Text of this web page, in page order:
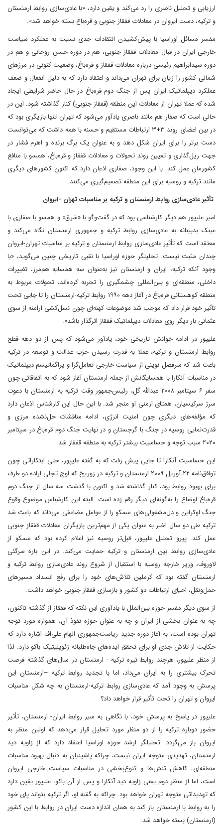
ارزیابی و تحلیل ناصری را رد می‌کند و یقین دارد، «با عادی‌سازی روابط ارمنستان
و ترکیه، دست ایروان در معادلات قفقاز جنوبی و قره‌باغ بسته خواهد شد».
مفسر مسائل اوراسیا با پیش‌کشیدن انتقادات جدی نسبت به عملکرد سیاست
خارجی ایران در قبال معادلات قفقاز جنوبی، هم در دوره حسن روحانی و هم در
دوره سیدابراهیم رئیسی درباره معادلات قفقاز و قره‌باغ، وضعیت کنونی در مرزهای
شمالی کشور را زیان برای تهران می‌داند و اعتقاد دارد که به دلیل انفعال و ضعف
عملکرد دیپلماتیک ایران پس از جنگ دوم قره‌باغ در حال حاضر شرایطی ایجاد
شده که عملا تهران از معادلات این منطقه (قفقاز جنوبی) کنار گذاشته شود. این در
حالی است که صفار هم مانند ناصری یادآور می‌شود که تهران تنها بازیگری بود که
در بین اعضای روند ۳+۳ ارتباطات مستقیم و حسنه با همه داشت که می‌توانست
دست برتر را برای ایران شکل دهد و به عنوان یک برگ برنده و اهرم فشار در
جهت ریل‌گذاری و تعیین روند تحولات و معادلات قفقاز و قره‌باغ، همسو با منافع
کشورمان عمل کند. با این وجود، صفاری اذعان دارد که اکنون کشورهای دیگری
مانند ترکیه و روسیه برای این منطقه تصمیم‌گیری می‌کنند.
تأثیر عادی‌سازی روابط ارمنستان و ترکیه بر مناسبات تهران -ایروان
امیر علیپور هم دیگر کارشناسی بود که در گفت‌وگو با «شرق» و همسو با صفاری با
عینک بدبینانه به عادی‌سازی روابط ترکیه و جمهوری ارمنستان نگاه می‌کند و
معتقد است که تأثیر عادی‌سازی روابط ارمنستان و ترکیه بر مناسبات تهران-ایروان
چندان مثبت نیست. تحلیلگر حوزه اوراسیا با نقبی تاریخی چنین می‌گوید، «با
وجود آنکه ترکیه، ایران و ارمنستان نیز به‌عنوان سه همسایه هم‌مرز، تغییرات
داخلی، منطقه‌ای و بین‌المللی چشمگیری را تجربه کرده‌اند، تحولات مربوط به
منطقه کوهستانی قره‌باغ در آغاز دهه ۱۹۹۰ روابط ترکیه-ارمنستان را تا جایی تحت
تأثیر خود قرار داد که موجب شد موضوعات کهنه‌ای چون نسل‌کشی ارامنه از سوی
عثمانی بار دیگر روی معادلات دیپلماتیک قفقاز اثرگذار باشد».
علیپور در ادامه خوانش تاریخی خود، یادآور می‌شود که پس از دو دهه قطع
روابط ارمنستان و ترکیه، عملا به قدرت رسیدن حزب عدالت و توسعه در ترکیه
باعث شد که سرفصل نوینی از سیاست خارجی تعامل‌گرا و پراگماتیسم دیپلماتیک
در مناسبات آنکارا با همسایگانش از جمله ارمنستان آغاز شود که به اتفاقاتی چون
سفر ۶ سپتامبر ۲۰۰۸ عبدالله گل، رئیس‌جمهور وقت ترکیه به ارمنستان با دعوت
سرژ سرکیسیان، همتای ارمنی او منجر شد. با این حال این کارشناس اذعان دارد
که مؤلفه‌های دیگری چون امنیت انرژی، ادامه مناقشات حل‌نشده مرزی و
قدرت‌نمایی روسیه در جنگ با گرجستان و در نهایت جنگ دوم قره‌باغ در سپتامبر
۲۰۲۰ سبب توجه و حساسیت بیشتر ترکیه به منطقه قفقاز شد.
این حساسیت آنکارا تا جایی پیش رفت که به گفته علیپور، حتی ابتکاراتی چون
توافق‌نامه ۲۲ آوریل ۲۰۰۹ ارمنستان و ترکیه در زوریخ که اوج تجلی اراده دو طرف
برای بهبود روابط بود، کنار گذاشته شد و اکنون با گذشت سه سال از جنگ دوم
قره‌باغ اوضاع را به‌گونه‌ای دیگر رقم زده است. البته این کارشناس موضوع وقوع
جنگ اوکراین و دل‌مشغولی‌های مسکو را از عوامل مضاعفی می‌داند که باعث شد
ترکیه طی دو سال اخیر به عنوان یکی از مهم‌ترین بازیگران معادلات قفقاز جنوبی
عمل کند. پیرو تحلیل علیپور، قبل‌تر روسیه نیز اعلام کرده بود که مسکو از
عادی‌سازی روابط بین ارمنستان و ترکیه حمایت می‌کند. در این باره سرگئی
لاوروف، وزیر خارجه روسیه با استقبال از شروع روند عادی‌سازی روابط ترکیه و
ارمنستان گفته بود که کرملین تلاش‌های خود را برای رفع انسداد مسیرهای
حمل‌ونقل، احیای ارتباطات دو کشور و بازسازی قفقاز جنوبی خواهد داشت.
از سوی دیگر مفسر حوزه بین‌الملل با یادآوری این نکته که قفقاز از گذشته تاکنون،
چه به عنوان بخشی از ایران و چه به عنوان حوزه نفوذ آن، همواره مورد توجه
تهران بوده است، به آغاز دوره جدید ریاست‌جمهوری الهام علی‌اف اشاره دارد که
حکایت از تلاش جدی او برای تحقق ایده‌های جاه‌طلبانه ژئوپلیتیک باکو دارد. لذا
از منظر علیپور، هرچند روابط تیره ترکیه - ارمنستان در سال‌های گذشته فرصت
تحرک بیشتری را به ایران می‌داد، اما با تجدید روابط ترکیه –ارمنستان این
پرسش به وجود آمد که عادی‌سازی روابط ترکیه-ارمنستان به چه شکل مناسبات
ایروان و تهران را تحت‌ تأثیر قرار خواهد داد؟
علیپور در پاسخ به پرسش خود، با نگاهی به سیر روابط ایران- ارمنستان، تأثیر
حضور دوباره ترکیه را از دو منظر مورد تحلیل قرار می‌دهد که اولین منظر به
ایروان باز می‌گردد. تحلیلگر ارشد حوزه اوراسیا اعتقاد دارد که از زاویه دید
ارمنستان، تهدیدی متوجه ایران نیست، چراکه پاشینیان به دنبال بهبود مناسبات
منطقه‌ای، کاهش تنش‌ها و تنوع‌بخشی در مناسبات سیاست خارجی ایروان
است، اما از منظر دوم یعنی زاویه دید آنکارا و پس از آن باکو، علیپور یقین دارد
که تهدیداتی متوجه تهران خواهد بود. چراکه به گفته او، اگر ترکیه بتواند پای خود
را به روابط با ارمنستان باز کند به همان اندازه دست ایران در روابط با این کشور
(ارمنستان) بسته خواهد شد.